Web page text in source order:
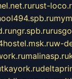
rust-
ngr.spb.ru
w-
malinasp.ru